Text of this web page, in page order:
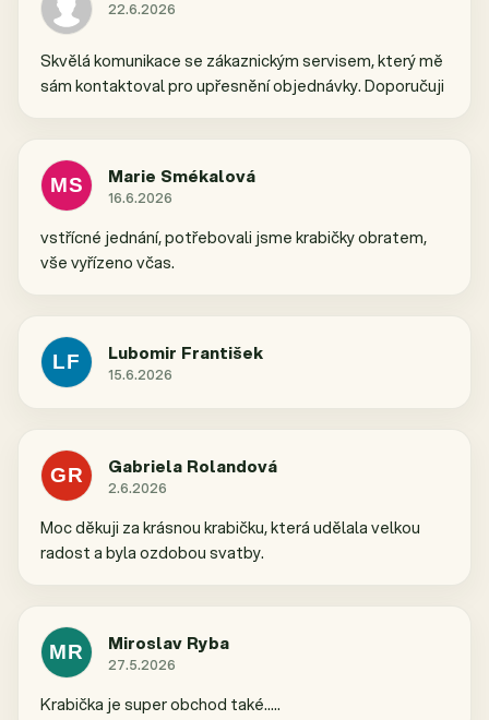
Hodnocení obchodu je 5 z 5 hvězdiček.
22.6.2026
Skvělá komunikace se zákaznickým servisem, který mě
sám kontaktoval pro upřesnění objednávky. Doporučuji
MS Marie Smékalová
Hodnocení obchodu je 5 z 5 hvězdiček.
16.6.2026
vstřícné jednání, potřebovali jsme krabičky obratem,
vše vyřízeno včas.
LF Lubomir František
Hodnocení obchodu je 5 z 5 hvězdiček.
15.6.2026
GR Gabriela Rolandová
Hodnocení obchodu je 5 z 5 hvězdiček.
2.6.2026
Moc děkuji za krásnou krabičku, která udělala velkou
radost a byla ozdobou svatby.
MR Miroslav Ryba
Hodnocení obchodu je 5 z 5 hvězdiček.
27.5.2026
Krabička je super obchod také.....